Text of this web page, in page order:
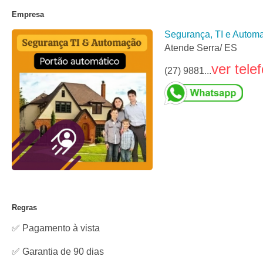
Empresa
Segurança, TI e
Atende Serra/ ES
(27) 9881...ver
Regras
✅ Pagamento à vista
✅ Garantia de 90 dias